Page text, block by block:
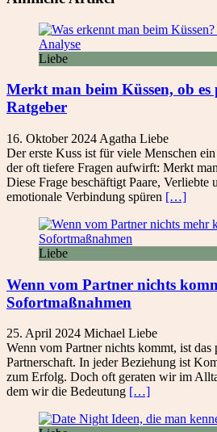
Liebe
Merkt man beim Küssen, ob
Ratgeber
16. Oktober 2024 Agatha Liebe
Der erste Kuss ist für viele Menschen
der oft tiefere Fragen aufwirft: Merkt
Diese Frage beschäftigt Paare, Verliebte
emotionale Verbindung spüren […]
Liebe
Wenn vom Partner nichts
Sofortmaßnahmen
25. April 2024 Michael Liebe
Wenn vom Partner nichts kommt, ist
Partnerschaft. In jeder Beziehung ist
zum Erfolg. Doch oft geraten wir im
dem wir die Bedeutung […]